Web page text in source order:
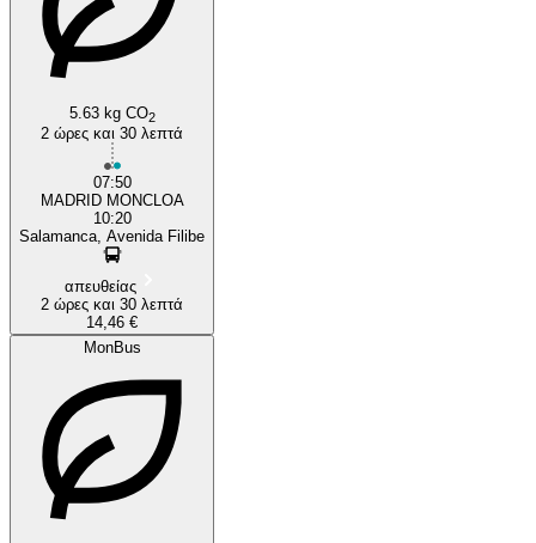
5.63 kg CO2
2 ώρες και 30 λεπτά
07:50
MADRID MONCLOA
10:20
Salamanca, Avenida Filibe
απευθείας
2 ώρες και 30 λεπτά
14,46 €
MonBus